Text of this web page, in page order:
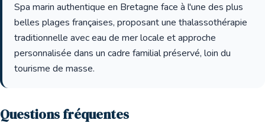
Spa marin authentique en Bretagne face à l'une des plus
belles plages françaises, proposant une thalassothérapie
traditionnelle avec eau de mer locale et approche
personnalisée dans un cadre familial préservé, loin du
tourisme de masse.
Questions fréquentes